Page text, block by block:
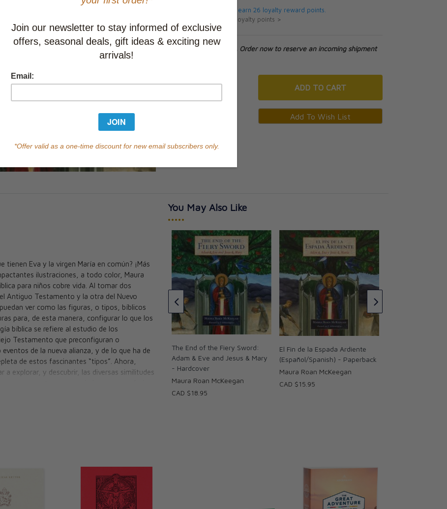
This item will earn 26 loyalty reward points.
Learn about loyalty points >
Currently out of stock. Order now to reserve an incoming shipment
Qty ADD TO CART
tienen Eva y la virgen María en común? ¡Más
ilustraciones, a todo color, Maura
para niños cobre vida. Al tomar dos
Antiguo Testamento y la otra del Nuevo
ver como las figuras, o tipos, bíblicos
para, de esta manera, configurar lo que los
bíblica se refiere al estudio de los
Testamento que preconfiguran o
de la nueva alianza, y de lo que ha de
de estos fascinantes “tipos”. Ahora,
a explorar, y descubrir, las diversas similitudes
a una muy temprana edad, a que se refería
You May Also Like
•••••
of the Tomb:
- Hardcover
Into the Sea, Out of the Tomb:
Jonah and Jesus (Paperback)
Maura Roan McKeegan
CAD $15.95
The End of the Fiery Sword:
Adam & Eve and Jesus & Mary
- Hardcover
Maura Roan McKeegan
CAD $18.95
El Fin de la Espada Ardiente
(Español/Spanish) - Paperback
Maura Roan McKeegan
CAD $15.95